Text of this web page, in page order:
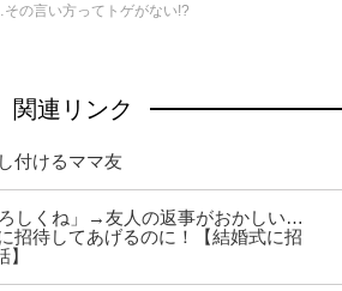
の言い方ってトゲがない!?
関連リンク
付けるママ友
ろしくね」→友人の返事がおかしい…
招待してあげるのに！【結婚式に招